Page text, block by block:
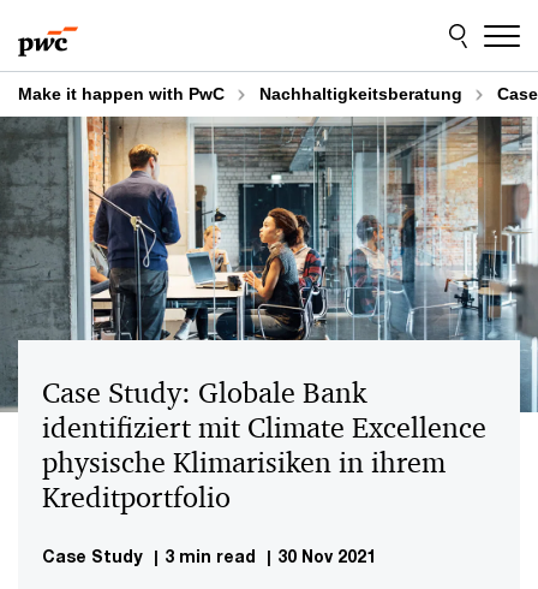
to
content
to
footer
Make it happen with PwC Nachhaltigkeitsberatung
Case Study: Globale Bank
identifiziert mit Climate Excellence
physische Klimarisiken in ihrem
Kreditportfolio
Case Study | 3 min read | 30 Nov 2021